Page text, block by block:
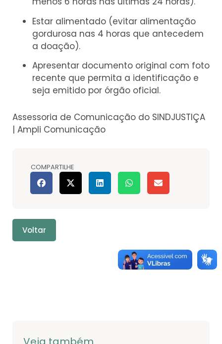
Estar alimentado (evitar alimentação
gordurosa nas 4 horas que antecedem
a doação).
Apresentar documento original com foto
recente que permita a identificação e
seja emitido por órgão oficial.
Assessoria de Comunicação do SINDJUSTIÇA
| Ampli Comunicação
COMPARTILHE
Voltar